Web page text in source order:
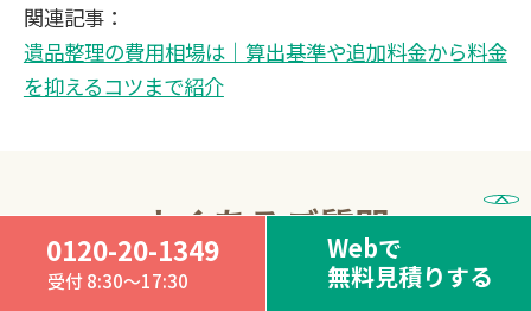
0120-20-1349
受付 8:30～17:30
Webで
無料見積りする
関連記事：
遺品整理の費用相場は｜算出基準や追加料金から料金
を抑えるコツまで紹介
よくあるご質問